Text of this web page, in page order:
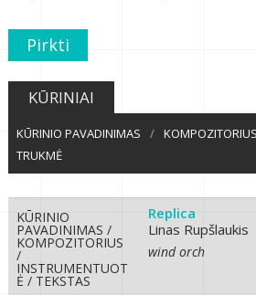
Pirkti
KŪRINIAI
KŪRINIO PAVADINIMAS / KOMPOZITORIUS
TRUKMĖ
KŪRINIO
PAVADINIMAS /
KOMPOZITORIUS
/
INSTRUMENTUOT
Ė / TEKSTAS
Replica
Linas Rupšlaukis
wind orch